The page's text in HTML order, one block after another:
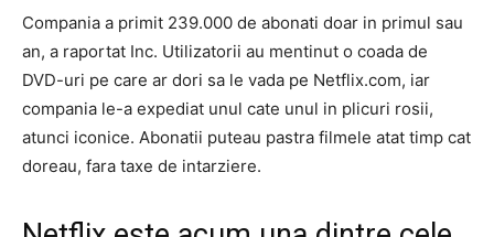
Compania a primit 239.000 de abonati doar in primul sau
an, a raportat Inc. Utilizatorii au mentinut o coada de
DVD-uri pe care ar dori sa le vada pe Netflix.com, iar
compania le-a expediat unul cate unul in plicuri rosii,
atunci iconice. Abonatii puteau pastra filmele atat timp cat
doreau, fara taxe de intarziere.